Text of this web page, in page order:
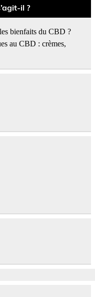
il ?
bienfaits du CBD ?
au CBD : crèmes,